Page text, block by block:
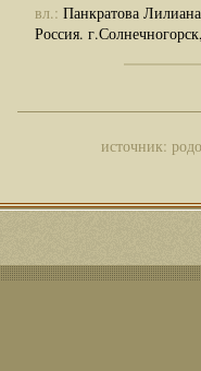
вл.: Панкратова Лилиана
Россия.
источник: